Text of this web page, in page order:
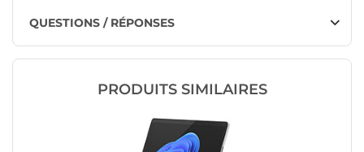
QUESTIONS / RÉPONSES
PRODUITS SIMILAIRES